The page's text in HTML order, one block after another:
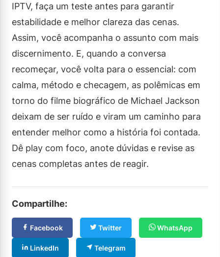
IPTV, faça um teste antes para garantir
estabilidade e melhor clareza das cenas.
Assim, você acompanha o assunto com mais
discernimento. E, quando a conversa
recomeçar, você volta para o essencial: com
calma, método e checagem, as polêmicas em
torno do filme biográfico de Michael Jackson
deixam de ser ruído e viram um caminho para
entender melhor como a história foi contada.
Dê play com foco, anote dúvidas e revise as
cenas completas antes de reagir.
Compartilhe:
Facebook Twitter WhatsApp
LinkedIn Telegram